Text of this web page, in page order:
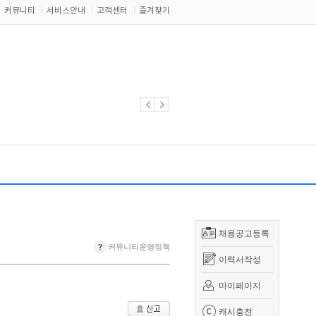
커뮤니티 서비스안내 고객센터 즐겨찾기
채용공고등록
이력서작성
마이페이지
캐시충전
커뮤니티운영정책